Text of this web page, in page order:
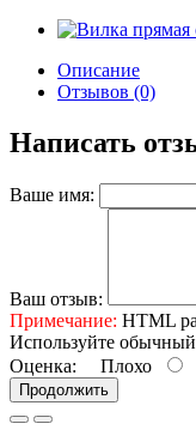
Описание
Отзывов (0)
Написать
Ваше имя:
Ваш отзыв:
Примечание: HTML
Используйте обычный
Оценка: Плохо
Продолжить